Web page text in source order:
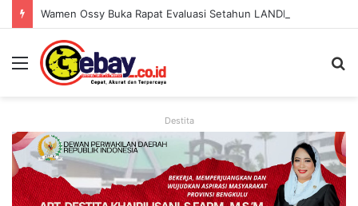
Destita